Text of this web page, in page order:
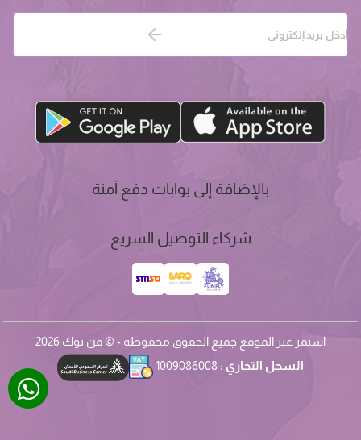
بالإضافة إلى بوابات دفع آمنة
شركاء التوصيل السريع
استمر عبر الموقع جميع الحقوق محفوظه - © فن توك 2026
السجل التجاري :